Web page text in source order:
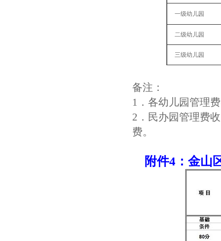
一级幼儿园
二级幼儿园
三级幼儿园
备注：
1．各幼儿园管理
2．民办园管理费
费。
附件4：金山